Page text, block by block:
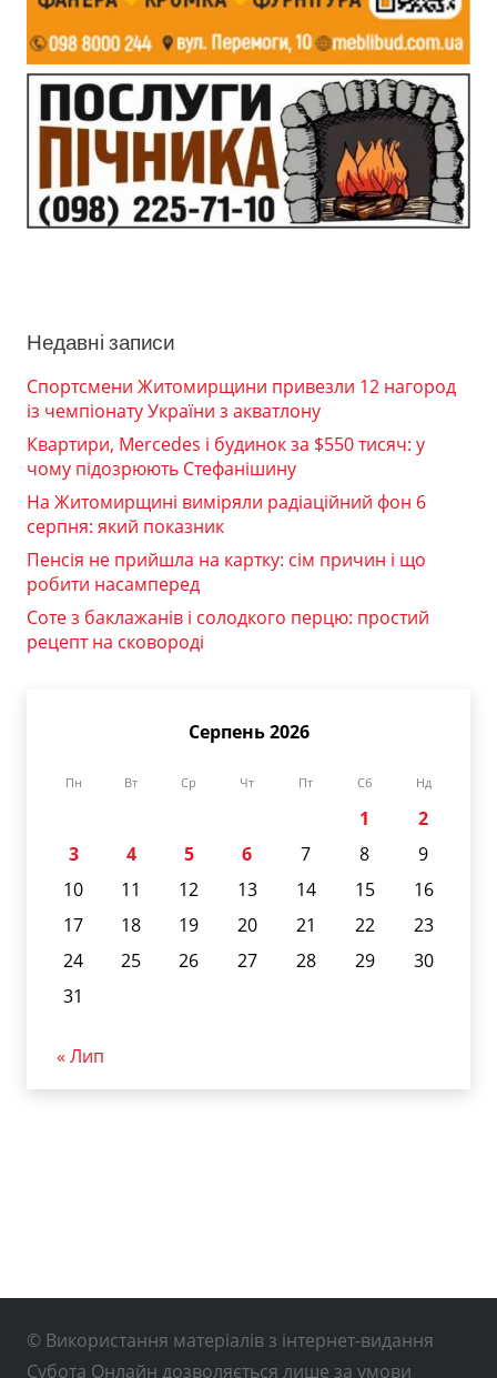
Недавні записи
Спортсмени Житомирщини привезли 12 нагород
із чемпіонату України з акватлону
Квартири, Mercedes і будинок за $550 тисяч: у
чому підозрюють Стефанішину
На Житомирщині виміряли радіаційний фон 6
серпня: який показник
Пенсія не прийшла на картку: сім причин і що
робити насамперед
Соте з баклажанів і солодкого перцю: простий
рецепт на сковороді
Серпень 2026
Пн Вт Ср Чт Пт Сб Нд
1
2
3
4 5 6 7 8
9
10
11 12 13 14 15
16
17
18 19 20 21 22
23
24
25 26 27 28 29
30
31
« Лип
© Використання матеріалів з інтернет-видання
Субота Онлайн дозволяється лише за умови